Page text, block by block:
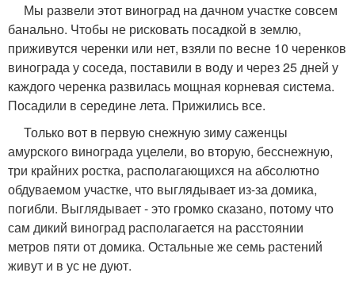
Мы развели этот виноград на дачном участке совсем
банально. Чтобы не рисковать посадкой в землю,
приживутся черенки или нет, взяли по весне 10 черенков
винограда у соседа, поставили в воду и через 25 дней у
каждого черенка развилась мощная корневая система.
Посадили в середине лета. Прижились все.
Только вот в первую снежную зиму саженцы
амурского винограда уцелели, во вторую, бесснежную,
три крайних ростка, располагающихся на абсолютно
обдуваемом участке, что выглядывает из-за домика,
погибли. Выглядывает - это громко сказано, потому что
сам дикий виноград располагается на расстоянии
метров пяти от домика. Остальные же семь растений
живут и в ус не дуют.